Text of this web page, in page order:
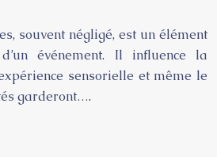
souvent négligé, est un élément
événement. Il influence la
sensorielle et même le
garderont….